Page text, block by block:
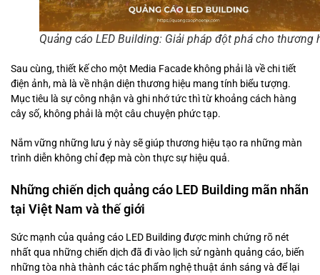
Quảng cáo LED Building: Giải pháp đột phá cho thương
Sau cùng, thiết kế cho một Media Facade không phải là về chi tiết
điện ảnh, mà là về nhận diện thương hiệu mang tính biểu tượng.
Mục tiêu là sự công nhận và ghi nhớ tức thì từ khoảng cách hàng
cây số, không phải là một câu chuyện phức tạp.
Nắm vững những lưu ý này sẽ giúp thương hiệu tạo ra những màn
trình diễn không chỉ đẹp mà còn thực sự hiệu quả.
Những chiến dịch quảng cáo LED Building mãn nhãn
tại Việt Nam và thế giới
Sức mạnh của quảng cáo LED Building được minh chứng rõ nét
nhất qua những chiến dịch đã đi vào lịch sử ngành quảng cáo, biến
những tòa nhà thành các tác phẩm nghệ thuật ánh sáng và để lại